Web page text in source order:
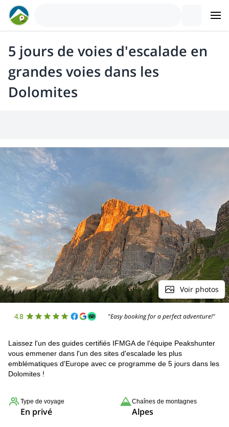
5 jours de voies d'escalade en
grandes voies dans les
Dolomites
Voir photos
4.8 "Easy booking for a perfect adventure!"
Laissez l'un des guides certifiés IFMGA de l'équipe Peakshunter
vous emmener dans l'un des sites d'escalade les plus
emblématiques d'Europe avec ce programme de 5 jours dans les
Dolomites !
Type de voyage
En privé
Chaînes de montagnes
Alpes